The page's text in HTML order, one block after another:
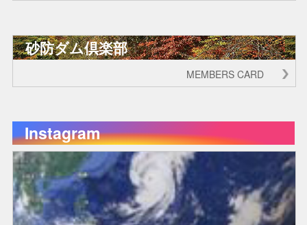
砂防ダム倶楽部
MEMBERS CARD
Instagram